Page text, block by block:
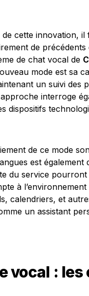
cette innovation,
de
de chat vocal de
mode est sa
un suivi des
interroge
dispositifs
de ce mode
est également
du service
à l’environnement
calendriers, et
un assistant
vocal : les